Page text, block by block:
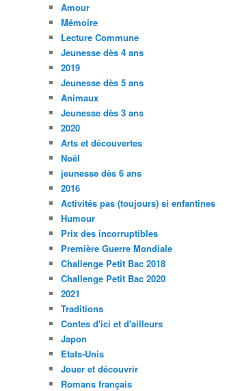
Amour
Mémoire
Lecture Commune
Jeunesse dès 4 ans
2019
Jeunesse dès 5 ans
Animaux
Jeunesse dès 3 ans
2020
Arts et découvertes
Noël
jeunesse dès 6 ans
2016
Activités pas (toujours) si enfantines
Humour
Prix des incorruptibles
Première Guerre Mondiale
Challenge Petit Bac 2018
Challenge Petit Bac 2020
2021
Traditions
Contes d'ici et d'ailleurs
Japon
Etats-Unis
Jouer et découvrir
Romans français